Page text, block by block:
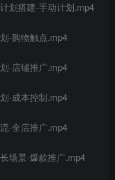
划搭建-手动计划.mp4
-购物触点.mp4
-店铺推广.mp4
-成本控制.mp4
-全店推广.mp4
场景-爆款推广.mp4